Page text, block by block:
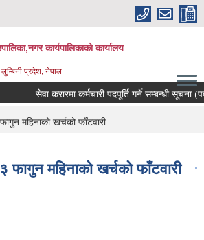
कार्यपालिकाको कार्यालय
लुम्बिनी प्रदेश, नेपाल
सेवा करारमा कर्मचारी पदपूर्ति गर्ने सम्बन्धी सूचना
महिनाको खर्चको फाँटवारी
महिनाको खर्चको फाँटवारी